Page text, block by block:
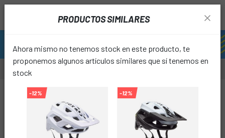
PRODUCTOS SIMILARES
Ahora mismo no tenemos stock en este producto, te
proponemos algunos artículos similares que sí tenemos en
stock
-12% -12%